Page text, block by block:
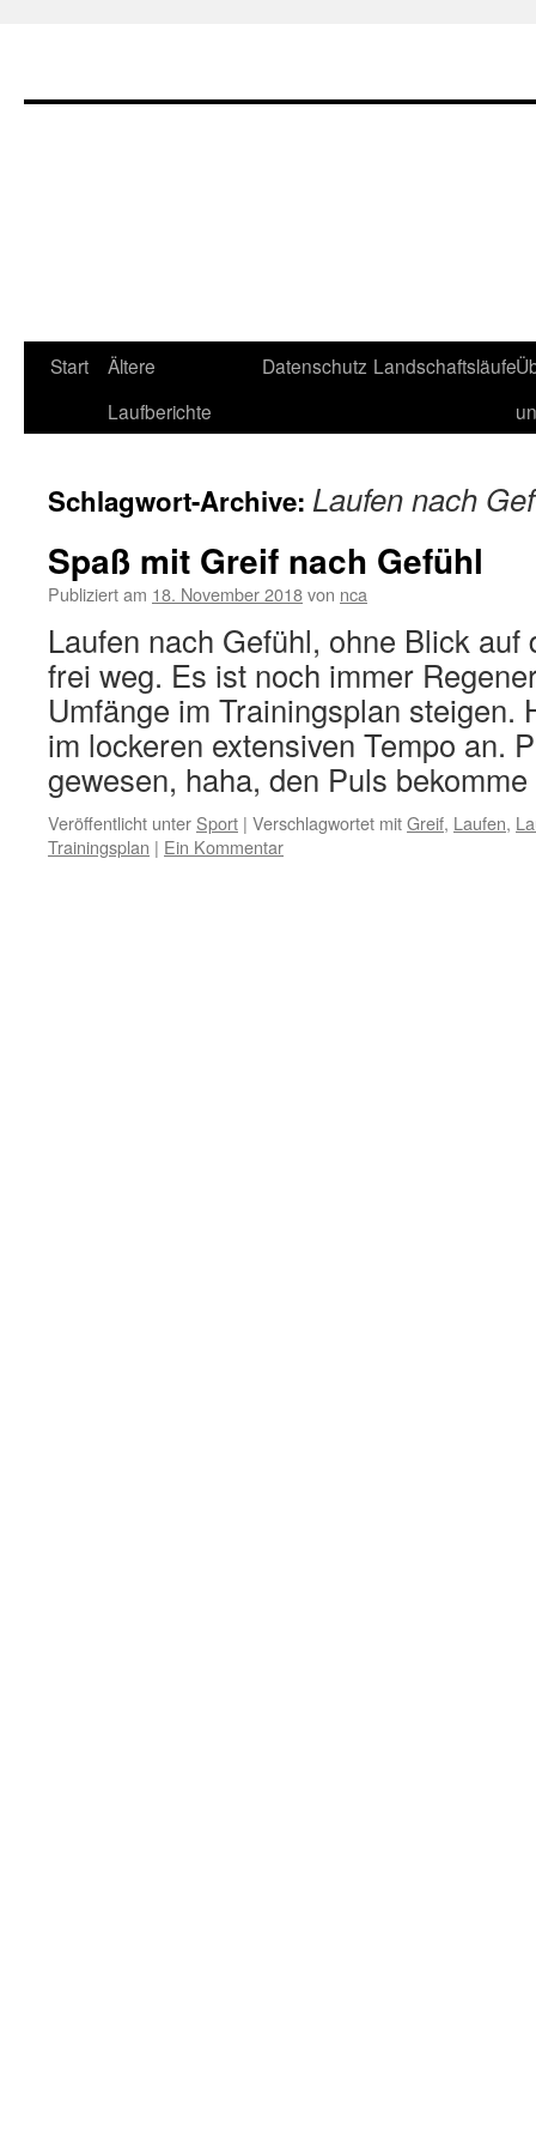
Zum
Start
Ältere
Laufberichte
Datenschutz Landschaftsläufe
Schlagwort-Archive: Laufen nach
Spaß mit Greif nach Gefühl
Publiziert am 18. November 2018von nca
Laufen nach Gefühl, ohne Blick auf
frei weg. Es ist noch immer
Umfänge im Trainingsplan steigen.
im lockeren extensiven Tempo an.
gewesen, haha, den Puls
Veröffentlicht unter Sport | Verschlagwortet mitGreif, Laufen,
Trainingsplan | Ein Kommentar